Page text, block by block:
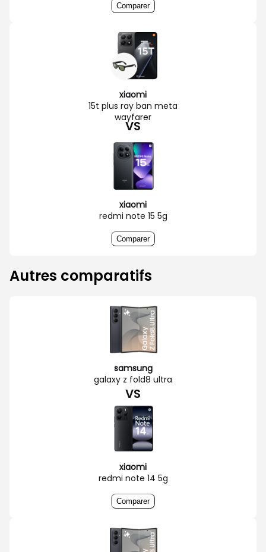
Comparer
xiaomi
15t plus ray ban meta
wayfarer
VS
xiaomi
redmi note 15 5g
Comparer
Autres comparatifs
samsung
galaxy z fold8 ultra
VS
xiaomi
redmi note 14 5g
Comparer